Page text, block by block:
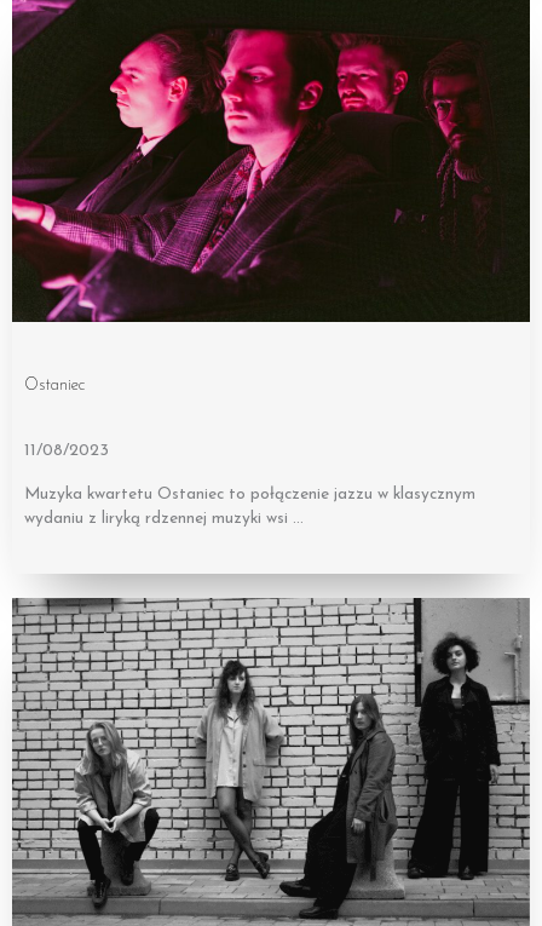
Ostaniec
11/08/2023
Muzyka kwartetu Ostaniec to połączenie jazzu w klasycznym
wydaniu z liryką rdzennej muzyki wsi …